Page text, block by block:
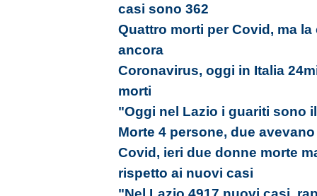
casi sono 362
Quattro morti per Covid, ma
ancora
Coronavirus, oggi in Italia
morti
"Oggi nel Lazio i guariti sono
Morte 4 persone, due
Covid, ieri due donne morte
rispetto ai nuovi casi